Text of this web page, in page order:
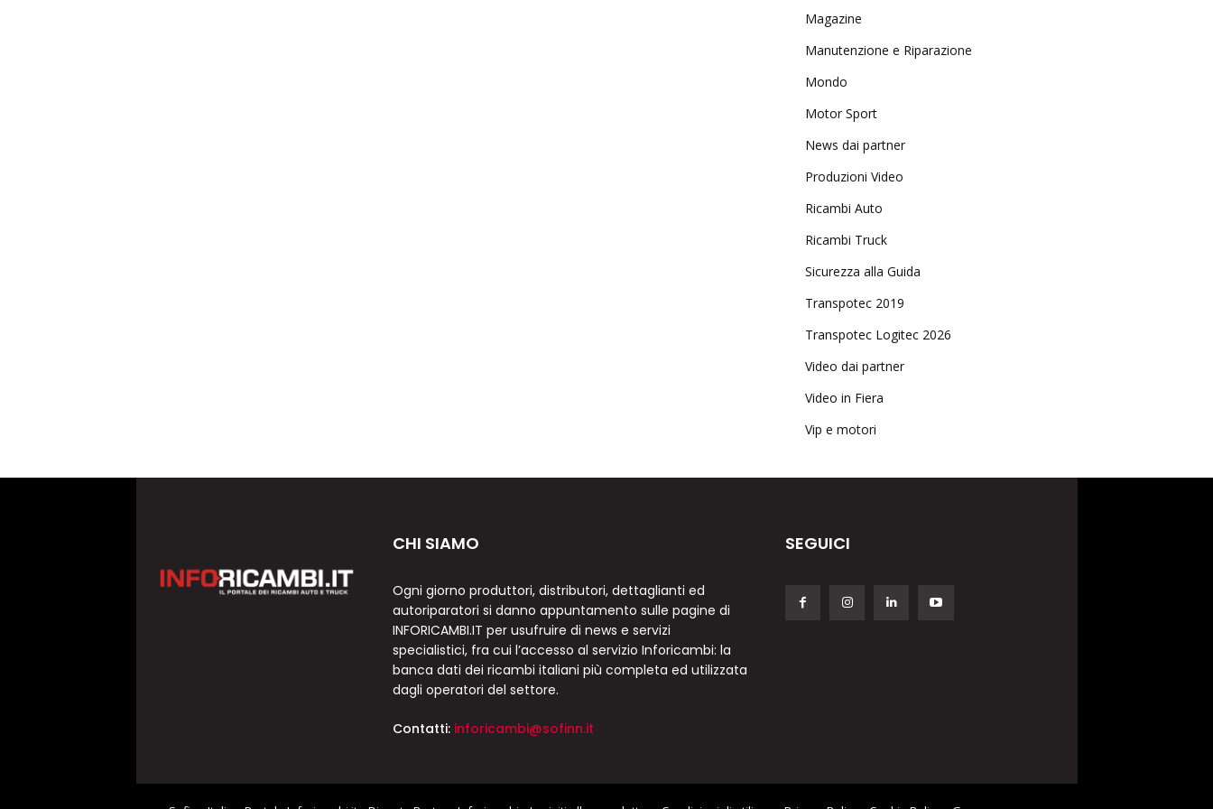
Magazine
Manutenzione e Riparazione
Mondo
Motor Sport
News dai partner
Produzioni Video
Ricambi Auto
Ricambi Truck
Sicurezza alla Guida
Transpotec 2019
Transpotec Logitec 2026
Video dai partner
Video in Fiera
Vip e motori
CHI SIAMO
Ogni giorno produttori, distributori, dettaglianti ed
autoriparatori si danno appuntamento sulle pagine di
INFORICAMBI.IT per usufruire di news e servizi
specialistici, fra cui l’accesso al servizio Inforicambi: la
banca dati dei ricambi italiani più completa ed utilizzata
dagli operatori del settore.
Contatti: inforicambi@sofinn.it
SEGUICI